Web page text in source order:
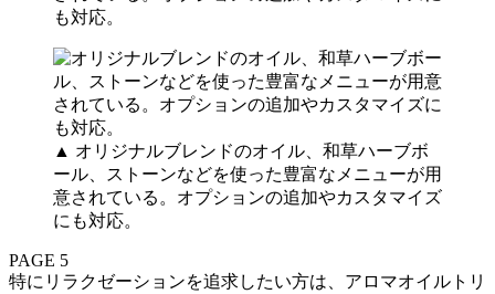
▲ オリジナルブレンドのオイル、和草ハーブボ
ール、ストーンなどを使った豊富なメニューが用
意されている。オプションの追加やカスタマイズ
にも対応。
PAGE 5
特にリラクゼーションを追求したい方は、アロマオイルトリ